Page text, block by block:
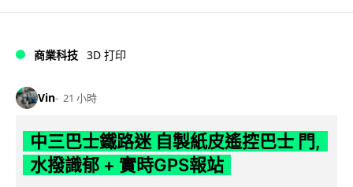
商業科技 3D 打印
Vin 21 小時
中三巴士鐵路迷 自製紙皮遙控巴士 門,
水撥識郁 + 實時GPS報站